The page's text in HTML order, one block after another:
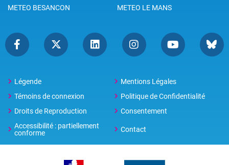
METEO BESANCON
METEO LE MANS
Légende
Mentions Légales
Témoins de connexion
Politique de Confidentialité
Droits de Reproduction
Consentement
Accessibilité : partiellement
conforme
Contact